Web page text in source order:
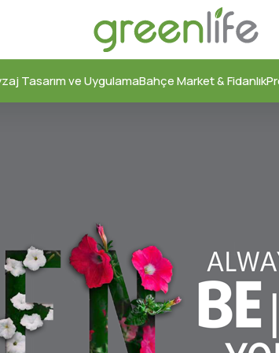
Tasarım ve UygulamaBahçe Market & Fidanlık